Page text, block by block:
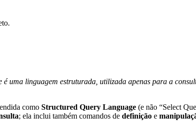
uma linguagem estruturada, utilizada apenas para a
como Structured Query Language (e não “Select
; ela inclui também comandos de definição e